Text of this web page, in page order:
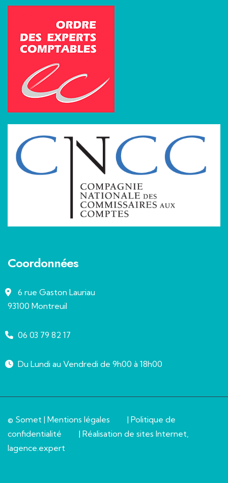
Coordonnées
6 rue Gaston Lauriau
93100 Montreuil
06 03 79 82 17
Du Lundi au Vendredi de 9h00 à 18h00
© Somet | Mentions légales | Politique de
confidentialité
| Réalisation de sites Internet,
lagence.expert